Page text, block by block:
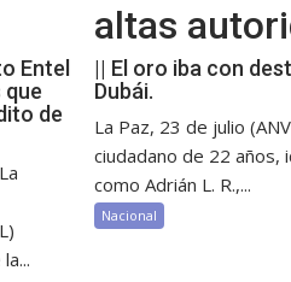
Entel
que
de
altas
|| El oro iba con
Dubái.
La Paz, 23 de julio
ciudadano de 22 años,
como Adrián L. R.,...
Nacional